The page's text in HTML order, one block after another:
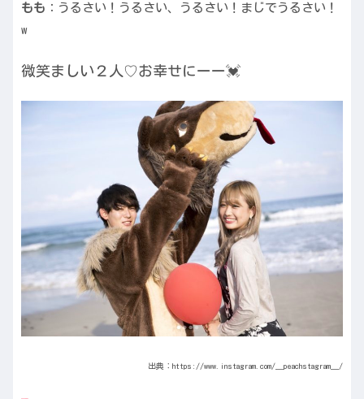
もも ：うるさい！うるさい、うるさい！まじでうるさい！
w
微笑ましい２人♡お幸せにーー💓
出典： https://www.instagram.com/__peachstagram__/